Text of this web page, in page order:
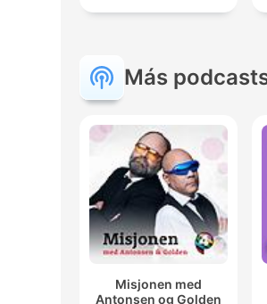
Más
Misjonen med
Antonsen og Golden